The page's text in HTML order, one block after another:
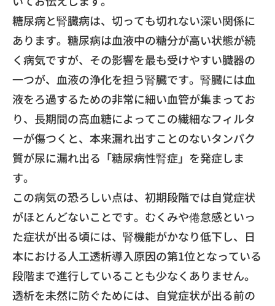
​糖尿病と腎臓病は、切っても切れない深い関係に
あります。 糖尿病は血液中の糖分が高い状態が続
く病気ですが、 その影響を最も受けやすい臓器の
一つが、 血液の浄化を担う腎臓です。 腎臓には血
液をろ過するための非常に細い血管が集まってお
り、 長期間の高血糖によってこの繊細なフィルタ
ーが傷つくと、 本来漏れ出すことのないタンパク
質が尿に漏れ出る「糖尿病性腎症」を発症しま
す。
​この病気の恐ろしい点は、 初期段階では自覚症状
がほとんどないことです。 むくみや倦怠感といっ
た症状が出る頃には、 腎機能がかなり低下し、 日
本における人工透析導入原因の第1位となっている
段階まで進行していることも少なくありません。
透析を未然に防ぐためには、 自覚症状が出る前の